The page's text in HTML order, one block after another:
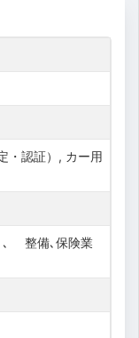
・認証）, カー用
､ 整備､保険業